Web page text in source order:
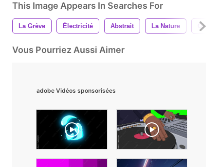
This Image Appears In Searches For
La Grève Électricité Abstrait La Nature Orage
Vous Pourriez Aussi Aimer
adobe Vidéos sponsorisées